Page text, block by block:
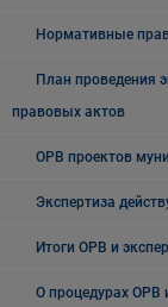
Нормативные
План проведения
правовых актов
ОРВ проектов
Экспертиза
Итоги ОРВ и
О процедурах ОРВ